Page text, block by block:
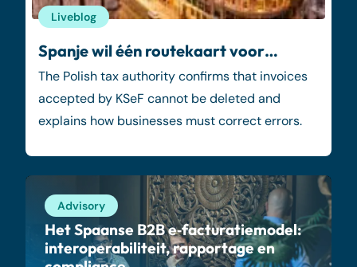
Spanje wil één routekaart voor…
The Polish tax authority confirms that invoices
accepted by KSeF cannot be deleted and
explains how businesses must correct errors.
Liveblog
Advisory
Het Spaanse B2B e‑facturatiemodel:
interoperabiliteit, rapportage en